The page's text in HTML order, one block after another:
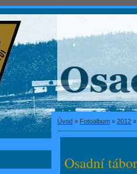
Úvod » Fotoalbum » 2012 »
Osadní